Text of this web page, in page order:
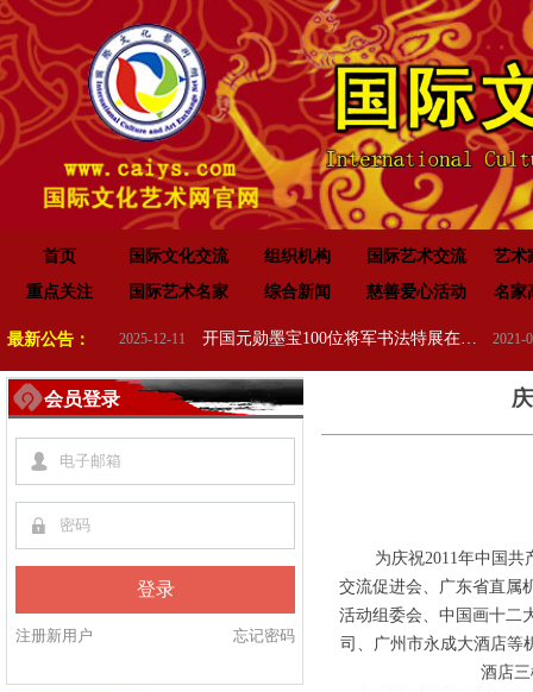
首页 国际文化交流 组织机构 国际艺术交流
艺术
重点关注
国际艺术名家 综合新闻 慈善爱心活动 名家
最新公告：2025-12-11
“传承红色基因•赓续红色血脉” 纪念中国人民抗日战争暨世界反法西斯战争胜利 80 周年 2021-07-31
开国元勋墨宝100位将军书法特展在高唐举办
为庆祝2011年中国共产
交流促进会、广东省直属
活动组委会、中国画十二
司、广州市永成大酒店等
酒店
会员登录
넙
끕
登录
忘记密码
注册新用户